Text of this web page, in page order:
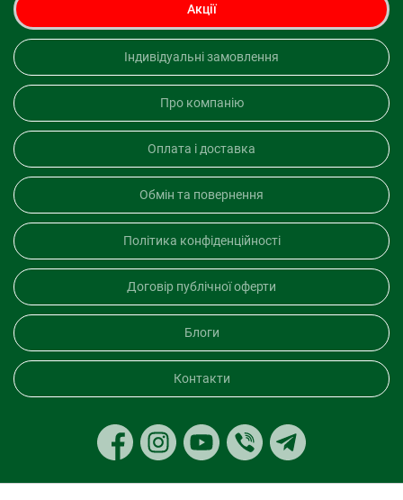
Акції
Індивідуальні замовлення
Про компанію
Оплата і доставка
Обмін та повернення
Політика конфіденційності
Договір публічної оферти
Блоги
Контакти